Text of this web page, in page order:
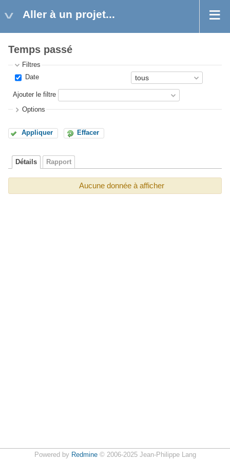
Aller à un projet...
Temps passé
Filtres
Date
Ajouter le filtre
Options
Appliquer Effacer
Détails Rapport
Aucune donnée à afficher
Powered by Redmine© 2006-2025 Jean-Philippe Lang